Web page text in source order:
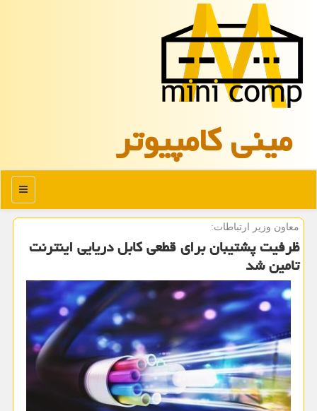
مینی كامپیوتر
منو
معاون وزیر ارتباطات:
ظرفیت پشتیبان برای قطعی کابل دریایی اینترنت
تامین شد